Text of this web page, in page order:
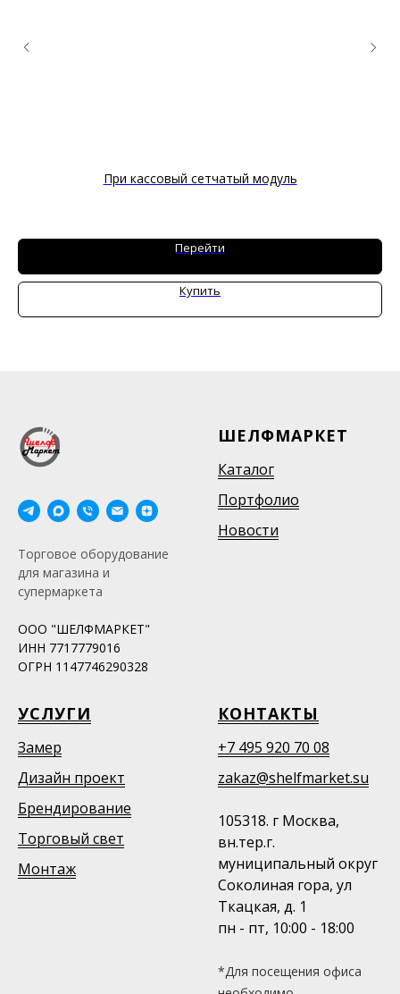
При кассовый сетчатый модуль
Перейти
Купить
Торговое оборудование
для магазина и
супермаркета
ООО "ШЕЛФМАРКЕТ"
ИНН 7717779016
ОГРН 1147746290328
ШЕЛФМАРКЕТ
Каталог
Портфолио
Новости
УСЛУГИ
Замер
Дизайн проект
Брендирование
Торговый свет
Монтаж
КОНТАКТЫ
+7 495 920 70 08
zakaz@shelfmarket.su
105318. г Москва,
вн.тер.г.
муниципальный округ
Соколиная гора, ул
Ткацкая, д. 1
пн - пт, 10:00 - 18:00
*Для посещения офиса